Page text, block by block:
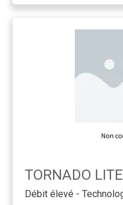
TORNADO LITE